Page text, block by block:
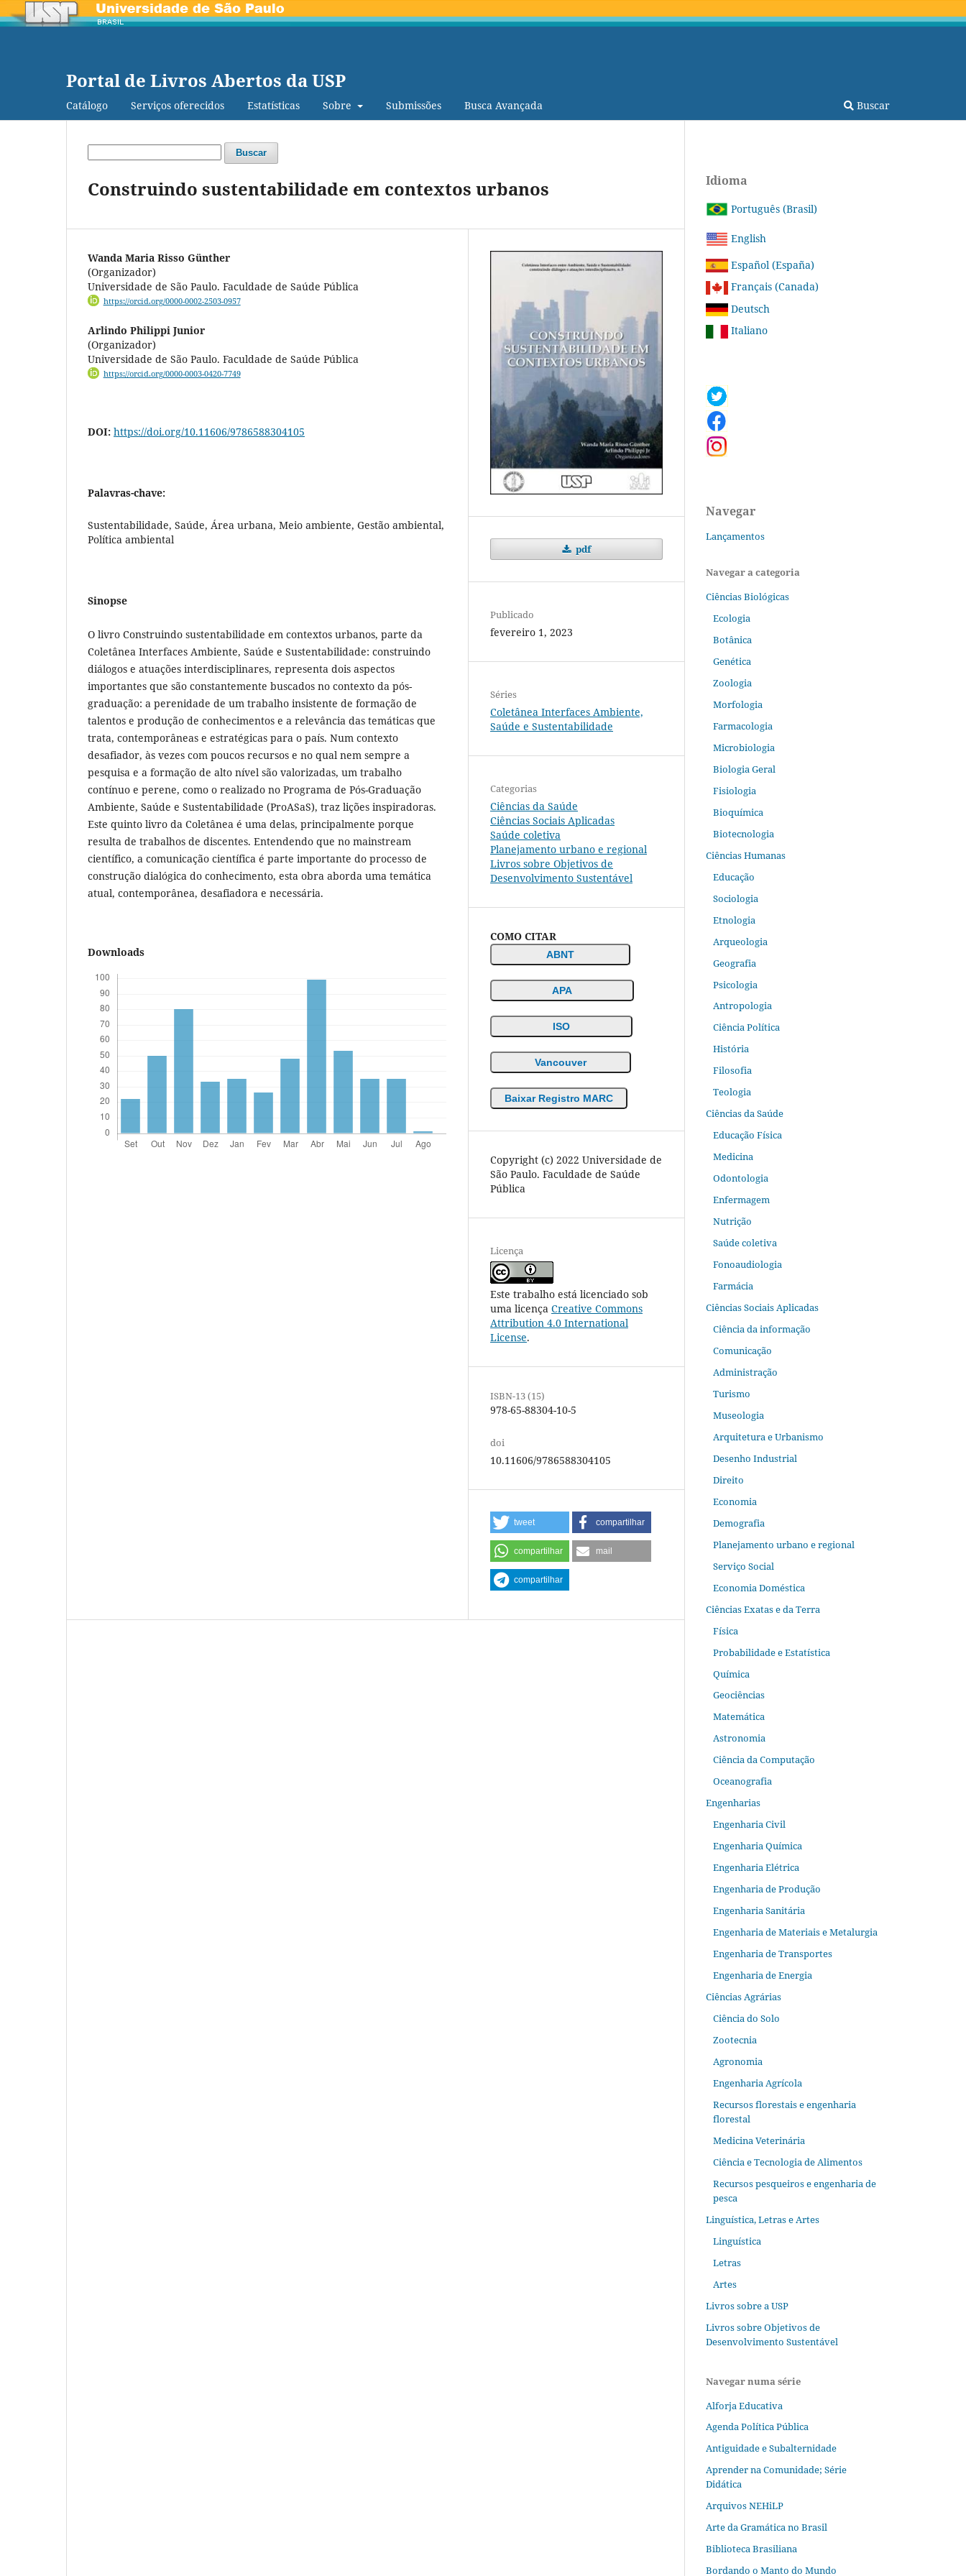
Portal de Livros Abertos da USP
Catálogo Serviços oferecidos Estatísticas Sobre Submissões Busca Avançada Buscar
Buscar
Construindo sustentabilidade em contextos urbanos
Wanda Maria Risso Günther
(Organizador)
Universidade de São Paulo. Faculdade de Saúde Pública
https://orcid.org/0000-0002-2503-0957
Arlindo Philippi Junior
(Organizador)
Universidade de São Paulo. Faculdade de Saúde Pública
https://orcid.org/0000-0003-0420-7749
DOI: https://doi.org/10.11606/9786588304105
Palavras-chave:
Sustentabilidade, Saúde, Área urbana, Meio ambiente, Gestão ambiental,
Política ambiental
Sinopse
O livro Construindo sustentabilidade em contextos urbanos, parte da
Coletânea Interfaces Ambiente, Saúde e Sustentabilidade: construindo
diálogos e atuações interdisciplinares, representa dois aspectos
importantes que são constantemente buscados no contexto da pós-
graduação: a perenidade de um trabalho insistente de formação de
talentos e produção de conhecimentos e a relevância das temáticas que
trata, contemporâneas e estratégicas para o país. Num contexto
desafiador, às vezes com poucos recursos e no qual nem sempre a
pesquisa e a formação de alto nível são valorizadas, um trabalho
contínuo e perene, como o realizado no Programa de Pós-Graduação
Ambiente, Saúde e Sustentabilidade (ProASaS), traz lições inspiradoras.
Este quinto livro da Coletânea é uma delas, principalmente porque
resulta de trabalhos de discentes. Entendendo que no mainstream
científico, a comunicação científica é parte importante do processo de
construção dialógica do conhecimento, esta obra aborda uma temática
atual, contemporânea, desafiadora e necessária.
Downloads
pdf
Publicado
fevereiro 1, 2023
Séries
Coletânea Interfaces Ambiente,
Saúde e Sustentabilidade
Categorias
Ciências da Saúde
Ciências Sociais Aplicadas
Saúde coletiva
Planejamento urbano e regional
Livros sobre Objetivos de
Desenvolvimento Sustentável
COMO CITAR
ABNT
APA
ISO
Vancouver
Baixar Registro MARC
Copyright (c) 2022 Universidade de
São Paulo. Faculdade de Saúde
Pública
Licença
Este trabalho está licenciado sob
uma licença Creative Commons
Attribution 4.0 International
License.
ISBN-13 (15)
978-65-88304-10-5
doi
10.11606/9786588304105
tweet compartilhar
compartilhar mail
compartilhar
Idioma
Português (Brasil)
English
Español (España)
Français (Canada)
Deutsch
Italiano
Navegar
Lançamentos
Navegar a categoria
Ciências Biológicas
Ecologia
Botânica
Genética
Zoologia
Morfologia
Farmacologia
Microbiologia
Biologia Geral
Fisiologia
Bioquímica
Biotecnologia
Ciências Humanas
Educação
Sociologia
Etnologia
Arqueologia
Geografia
Psicologia
Antropologia
Ciência Política
História
Filosofia
Teologia
Ciências da Saúde
Educação Física
Medicina
Odontologia
Enfermagem
Nutrição
Saúde coletiva
Fonoaudiologia
Farmácia
Ciências Sociais Aplicadas
Ciência da informação
Comunicação
Administração
Turismo
Museologia
Arquitetura e Urbanismo
Desenho Industrial
Direito
Economia
Demografia
Planejamento urbano e regional
Serviço Social
Economia Doméstica
Ciências Exatas e da Terra
Física
Probabilidade e Estatística
Química
Geociências
Matemática
Astronomia
Ciência da Computação
Oceanografia
Engenharias
Engenharia Civil
Engenharia Química
Engenharia Elétrica
Engenharia de Produção
Engenharia Sanitária
Engenharia de Materiais e Metalurgia
Engenharia de Transportes
Engenharia de Energia
Ciências Agrárias
Ciência do Solo
Zootecnia
Agronomia
Engenharia Agrícola
Recursos florestais e engenharia
florestal
Medicina Veterinária
Ciência e Tecnologia de Alimentos
Recursos pesqueiros e engenharia de
pesca
Linguística, Letras e Artes
Linguística
Letras
Artes
Livros sobre a USP
Livros sobre Objetivos de
Desenvolvimento Sustentável
Navegar numa série
Alforja Educativa
Agenda Política Pública
Antiguidade e Subalternidade
Aprender na Comunidade; Série
Didática
Arquivos NEHiLP
Arte da Gramática no Brasil
Biblioteca Brasiliana
Bordando o Manto do Mundo